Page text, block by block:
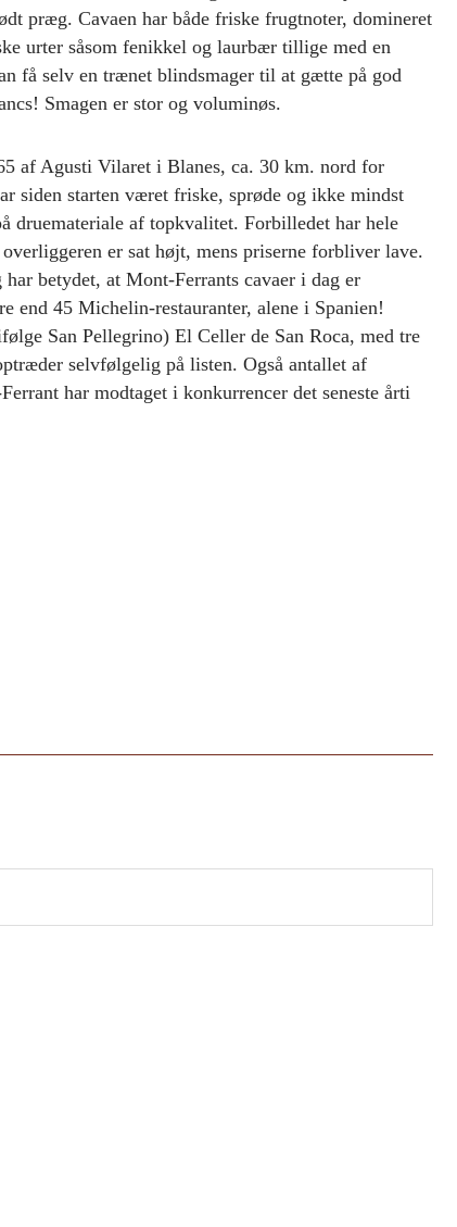
præg. Cavaen har både friske frugtnoter, domineret
urter såsom fenikkel og laurbær tillige med en
få selv en trænet blindsmager til at gætte på god
Smagen er stor og voluminøs.
af Agusti Vilaret i Blanes, ca. 30 km. nord for
siden starten været friske, sprøde og ikke mindst
druemateriale af topkvalitet. Forbilledet har hele
er sat højt, mens priserne forbliver lave.
betydet, at Mont-Ferrants cavaer i dag er
end 45 Michelin-restauranter, alene i Spanien!
San Pellegrino) El Celler de San Roca, med tre
selvfølgelig på listen. Også antallet af
har modtaget i konkurrencer det seneste årti